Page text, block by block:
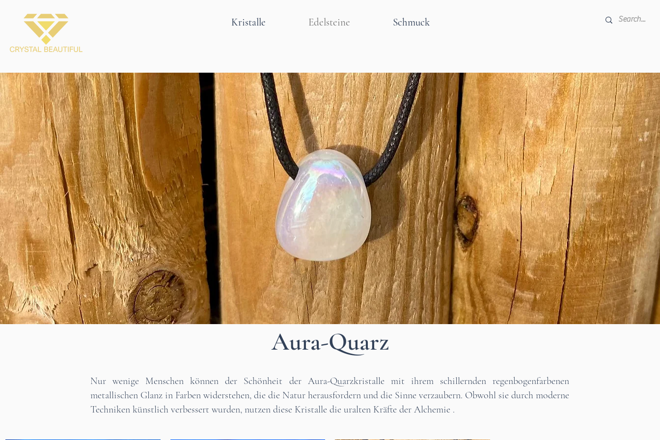
Kristalle Edelsteine Schmuck
Aura-Quarz
Nur wenige Menschen können der Schönheit der Aura-Quarzkristalle mit ihrem schillernden regenbogenfarbenen
metallischen Glanz in Farben widerstehen, die die Natur herausfordern und die Sinne verzaubern. Obwohl sie durch moderne
Techniken künstlich verbessert wurden, nutzen diese Kristalle die uralten Kräfte der Alchemie .